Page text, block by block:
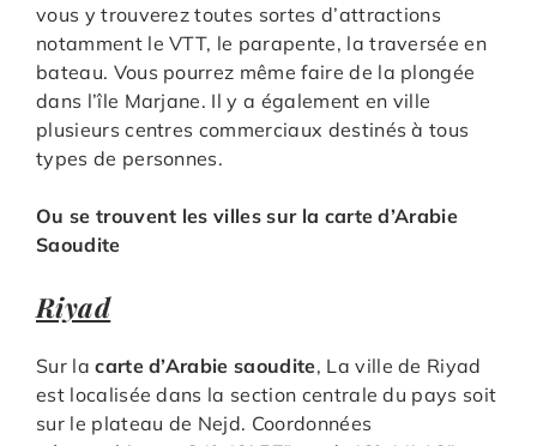
vous y trouverez toutes sortes d’attractions
notamment le VTT, le parapente, la traversée en
bateau. Vous pourrez même faire de la plongée
dans l’île Marjane. Il y a également en ville
plusieurs centres commerciaux destinés à tous
types de personnes.
Ou se trouvent les villes sur la carte d’Arabie
Saoudite
Riyad
Sur lacarte d’Arabie saoudite, La ville de Riyad
est localisée dans la section centrale du pays soit
sur le plateau de Nejd. Coordonnées